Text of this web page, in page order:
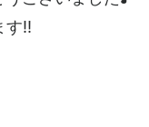
す!!